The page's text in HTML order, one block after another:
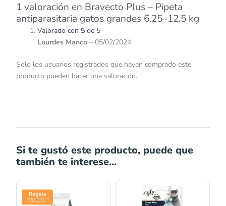
1 valoración en Bravecto Plus – Pipeta
antiparasitaria gatos grandes 6.25–12.5 kg
Valorado con 5 de 5
Lourdes Manco – 05/02/2024
Solo los usuarios registrados que hayan comprado este
producto pueden hacer una valoración.
Si te gustó este producto, puede que
también te interese...